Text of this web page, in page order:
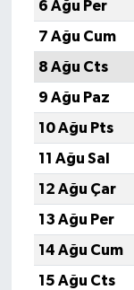
6 Ağu Per
7 Ağu Cum
8 Ağu Cts
9 Ağu Paz
10 Ağu Pts
11 Ağu Sal
12 Ağu Çar
13 Ağu Per
14 Ağu Cum
15 Ağu Cts